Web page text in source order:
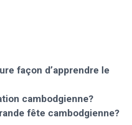
façon d’apprendre le
cambodgienne?
fête cambodgienne?